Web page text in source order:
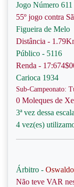
Jogo Número 611
55º jogo contra
Figueira de Melo
Distância -
Público - 5116
Renda -
Carioca 1934
Sub-Campeonato:
0 Moleques de
3ª vez dessa
4 vez(es)
Árbitro -
Não teve VAR